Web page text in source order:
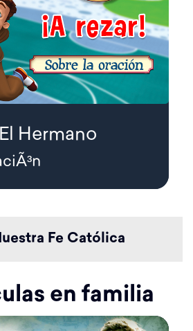
Hermano
Fe Católica
en familia